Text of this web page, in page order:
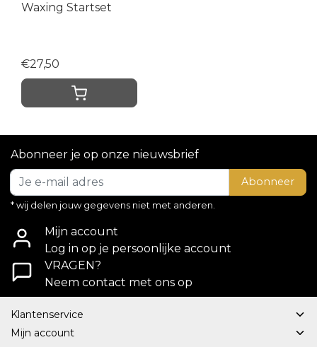
Waxing Startset
€27,50
Abonneer je op onze nieuwsbrief
Abonneer
* wij delen jouw gegevens niet met anderen.
Mijn account
Log in op je persoonlijke account
VRAGEN?
Neem contact met ons op
Klantenservice
Mijn account